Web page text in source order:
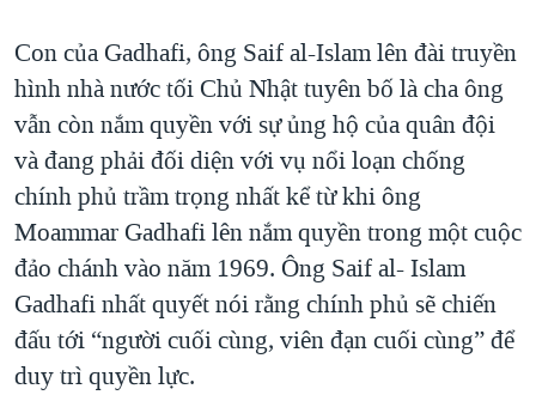
Con của Gadhafi, ông Saif al-Islam lên đài truyền
hình nhà nước tối Chủ Nhật tuyên bố là cha ông
vẫn còn nắm quyền với sự ủng hộ của quân đội
và đang phải đối diện với vụ nổi loạn chống
chính phủ trầm trọng nhất kể từ khi ông
Moammar Gadhafi lên nắm quyền trong một cuộc
đảo chánh vào năm 1969. Ông Saif al- Islam
Gadhafi nhất quyết nói rằng chính phủ sẽ chiến
đấu tới “người cuối cùng, viên đạn cuối cùng” để
duy trì quyền lực.